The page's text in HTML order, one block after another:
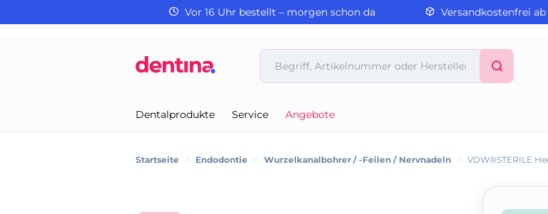
Vor 16 Uhr bestellt – morgen schon da Versandkostenfrei
Dentalprodukte Service Angebote
Startseite > Endodontie > Wurzelkanalbohrer / -Feilen / Nervnadeln > VDW®STERILE